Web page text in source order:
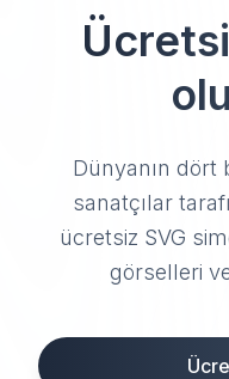
Dünyanın dört
sanatçılar
ücretsiz SVG
görselleri